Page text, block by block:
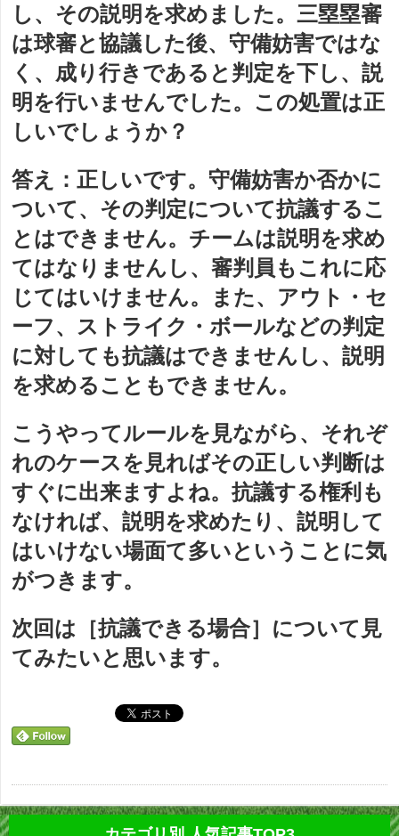
し、その説明を求めました。三塁塁審
は球審と協議した後、守備妨害ではな
く、成り行きであると判定を下し、説
明を行いませんでした。この処置は正
しいでしょうか？
答え
：正しいです。守備妨害か否かに
ついて、その判定について抗議するこ
とはできません。チームは説明を求め
てはなりませんし、審判員もこれに応
じてはいけません。また、アウト・セ
ーフ、ストライク・ボールなどの判定
に対しても抗議はできませんし、説明
を求めることもできません。
こうやってルールを見ながら、それぞ
れのケースを見ればその正しい判断は
すぐに出来ますよね。抗議する権利も
なければ、説明を求めたり、説明して
はいけない場面て多いということに気
がつきます。
次回は［抗議できる場合］について見
てみたいと思います。